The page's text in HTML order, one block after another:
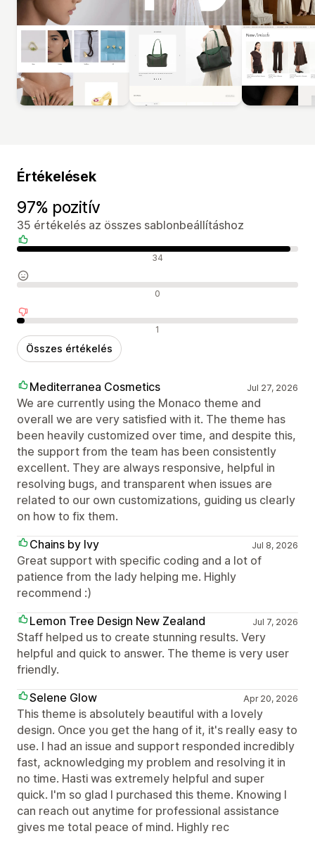
Értékelések
97% pozitív
35 értékelés az összes sablonbeállításhoz
Pozitív értékelések 34
Semleges értékelések 0
Negatív értékelések 1
Összes értékelés
Mediterranea Cosmetics Jul 27, 2026
We are currently using the Monaco theme and
overall we are very satisfied with it. The theme has
been heavily customized over time, and despite this,
the support from the team has been consistently
excellent. They are always responsive, helpful in
resolving bugs, and transparent when issues are
related to our own customizations, guiding us clearly
on how to fix them.
Chains by Ivy
Jul 8, 2026
Great support with specific coding and a lot of
patience from the lady helping me. Highly
recommend :)
Lemon Tree Design New Zealand
Jul 7, 2026
Staff helped us to create stunning results. Very
helpful and quick to answer. The theme is very user
friendly.
Selene Glow
Apr 20, 2026
This theme is absolutely beautiful with a lovely
design. Once you get the hang of it, it's really easy to
use. I had an issue and support responded incredibly
fast, acknowledging my problem and resolving it in
no time. Hasti was extremely helpful and super
quick. I'm so glad I purchased this theme. Knowing I
can reach out anytime for professional assistance
gives me total peace of mind. Highly rec